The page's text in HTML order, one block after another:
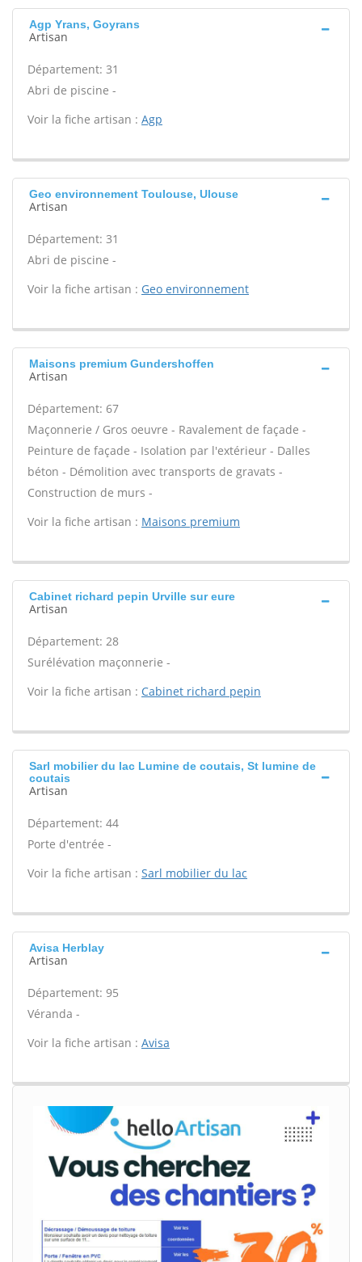
Agp Yrans, Goyrans
Artisan
Département: 31
Abri de piscine -
Voir la fiche artisan : Agp
Geo environnement Toulouse, Ulouse
Artisan
Département: 31
Abri de piscine -
Voir la fiche artisan : Geo environnement
Maisons premium Gundershoffen
Artisan
Département: 67
Maçonnerie / Gros oeuvre - Ravalement de façade -
Peinture de façade - Isolation par l'extérieur - Dalles
béton - Démolition avec transports de gravats -
Construction de murs -
Voir la fiche artisan : Maisons premium
Cabinet richard pepin Urville sur eure
Artisan
Département: 28
Surélévation maçonnerie -
Voir la fiche artisan : Cabinet richard pepin
Sarl mobilier du lac Lumine de coutais, St lumine de
coutais
Artisan
Département: 44
Porte d'entrée -
Voir la fiche artisan : Sarl mobilier du lac
Avisa Herblay
Artisan
Département: 95
Véranda -
Voir la fiche artisan : Avisa